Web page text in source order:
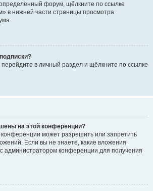
форум, щёлкните по ссылке
в нижней части страницы просмотра
перейдите в личный раздел и щёлкните по ссылке
на этой конференции?
может разрешить или запретить
Если вы не знаете, какие вложения
администратором конференции для получения